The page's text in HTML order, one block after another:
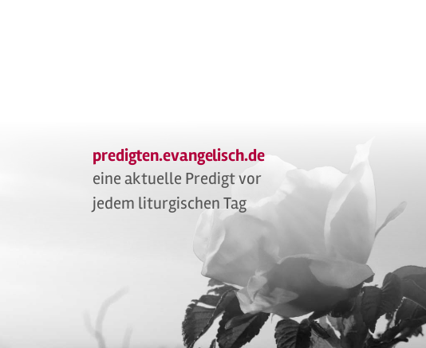
predigten.evangelisch.de
eine aktuelle Predigt vor
jedem liturgischen Tag